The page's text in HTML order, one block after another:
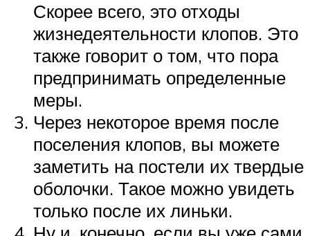
Скорее всего, это отходы
жизнедеятельности клопов. Это
также говорит о том, что пора
предпринимать определенные
меры.
Через некоторое время после
поселения клопов, вы можете
заметить на постели их твердые
оболочки. Такое можно увидеть
только после их линьки.